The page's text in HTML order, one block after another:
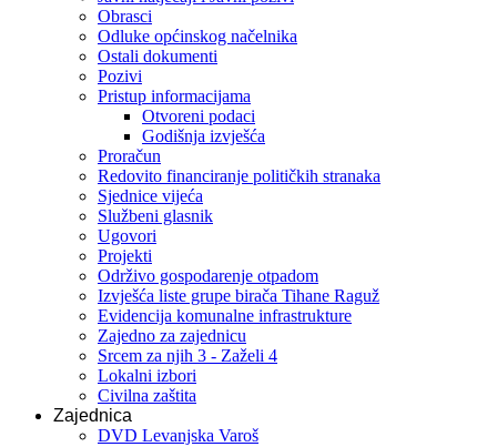
Obrasci
Odluke općinskog načelnika
Ostali dokumenti
Pozivi
Pristup informacijama
Otvoreni podaci
Godišnja izvješća
Proračun
Redovito financiranje političkih stranaka
Sjednice vijeća
Službeni glasnik
Ugovori
Projekti
Održivo gospodarenje otpadom
Izvješća liste grupe birača Tihane Raguž
Evidencija komunalne infrastrukture
Zajedno za zajednicu
Srcem za njih 3 - Zaželi 4
Lokalni izbori
Civilna zaštita
Zajednica
DVD Levanjska Varoš